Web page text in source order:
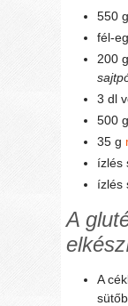
550
fél-
200
3 dl
500
35 g
ízlés
ízlés
A
A